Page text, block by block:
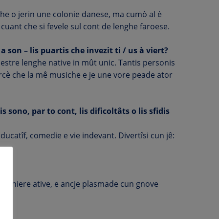
o jerin une colonie danese, ma cumò al è
che si fevele sul cont de lenghe faroese.
son – lis puartis che invezit ti / us à viert?
lenghe native in mût unic. Tantis personis
che la mê musiche e je une vore peade ator
sono, par to cont, lis dificoltâts o lis sfidis
comedie e vie indevant. Divertîsi cun jê:
ative, e ancje plasmade cun gnove